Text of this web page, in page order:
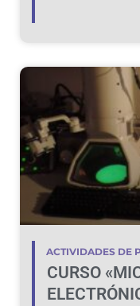
ACTIVIDADES DE
CURSO